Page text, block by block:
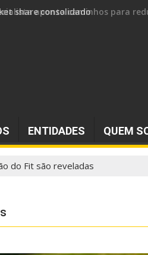
share consolidado
ENTIDADES QUEM
do Fit são reveladas